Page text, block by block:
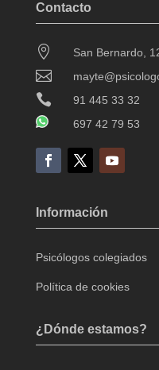
Contacto
 San Bernardo,


91 445 33 32
697 42 79 53
Información
Psicólogos colegiados
Política de cookies
¿Dónde estamos?